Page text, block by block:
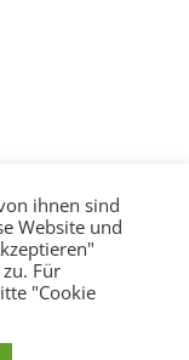
ihnen sind
Website und
Für
"Cookie